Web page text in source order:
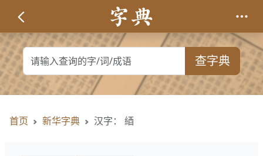
查字典
首页 新华字典 汉字： 綇